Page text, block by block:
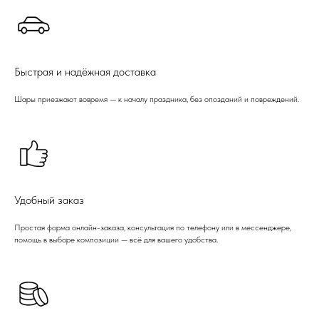
Быстрая и надёжная доставка
Шары приезжают вовремя — к началу праздника, без опозданий и повреждений.
Удобный заказ
Простая форма онлайн-заказа, консультация по телефону или в мессенджере,
помощь в выборе композиции — всё для вашего удобства.